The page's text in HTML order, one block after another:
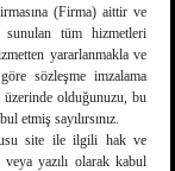
(Firma) aittir ve
sunulan tüm hizmetleri
yararlanmakla ve
sözleşme imzalama
olduğunuzu, bu
etmiş sayılırsınız.
site ile ilgili hak ve
yazılı olarak kabul